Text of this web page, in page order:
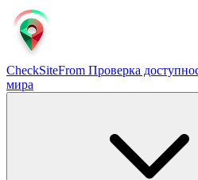
CheckSiteFrom Проверка
мира